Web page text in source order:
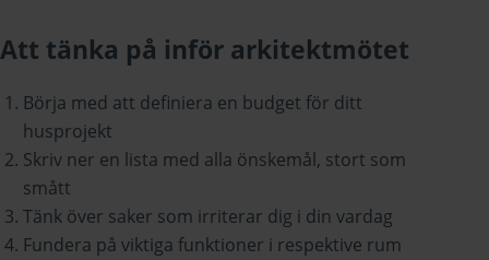
Att tänka på inför arkitektmötet
Börja med att definiera en budget för ditt
husprojekt
Skriv ner en lista med alla önskemål, stort som
smått
Tänk över saker som irriterar dig i din vardag
Fundera på viktiga funktioner i respektive rum